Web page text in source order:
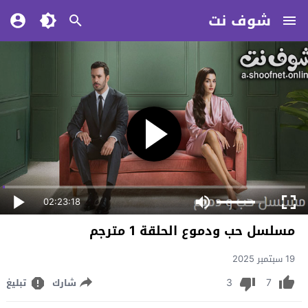
شوف نت
02:23:18
مسلسل حب ودموع الحلقة 1 مترجم
19 سبتمبر 2025
7
3 شارك
تبليغ